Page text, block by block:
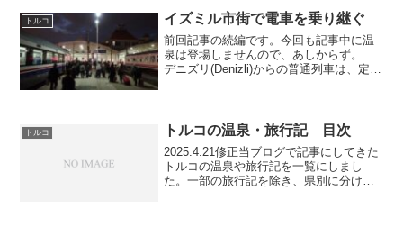
ものかと尋ねてみることにしました。各
民宿に温泉が引かれている...
トルコ イズミル市街で電車を乗り継ぐ
前回記事の続編です。今回も記事中に温
泉は登場しませんので、あしからず。
デニズリ(Denizli)からの普通列車は、定刻
トルコ トルコの温泉・旅行記 目次
2025.4.21修正当ブログで記事にしてきた
トルコの温泉や旅行記を一覧にしまし
た。一部の旅行記を除き、県別に分けて